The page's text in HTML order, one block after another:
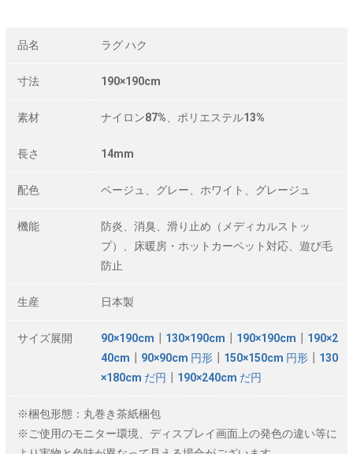
品名 ラグ ハク
寸法 190×190cm
素材 ナイロン87%、ポリエステル13%
長さ 14mm
配色 ベージュ、グレー、ホワイト、グレージュ
機能
防炎、消臭、滑り止め（メディカルストッ
プ）、床暖房・ホットカーペット対応、遊び毛
防止
生産 日本製
サイズ展開 90×190cm 130×190cm 190×190cm
190×2
40cm
90×90cm 円形 150×150cm 円形
130
×180cm だ円
190×240cm だ円
※梱包形態：丸巻き茶紙梱包
※ご使用のモニター環境、ディスプレイ画面上の発色の違い等に